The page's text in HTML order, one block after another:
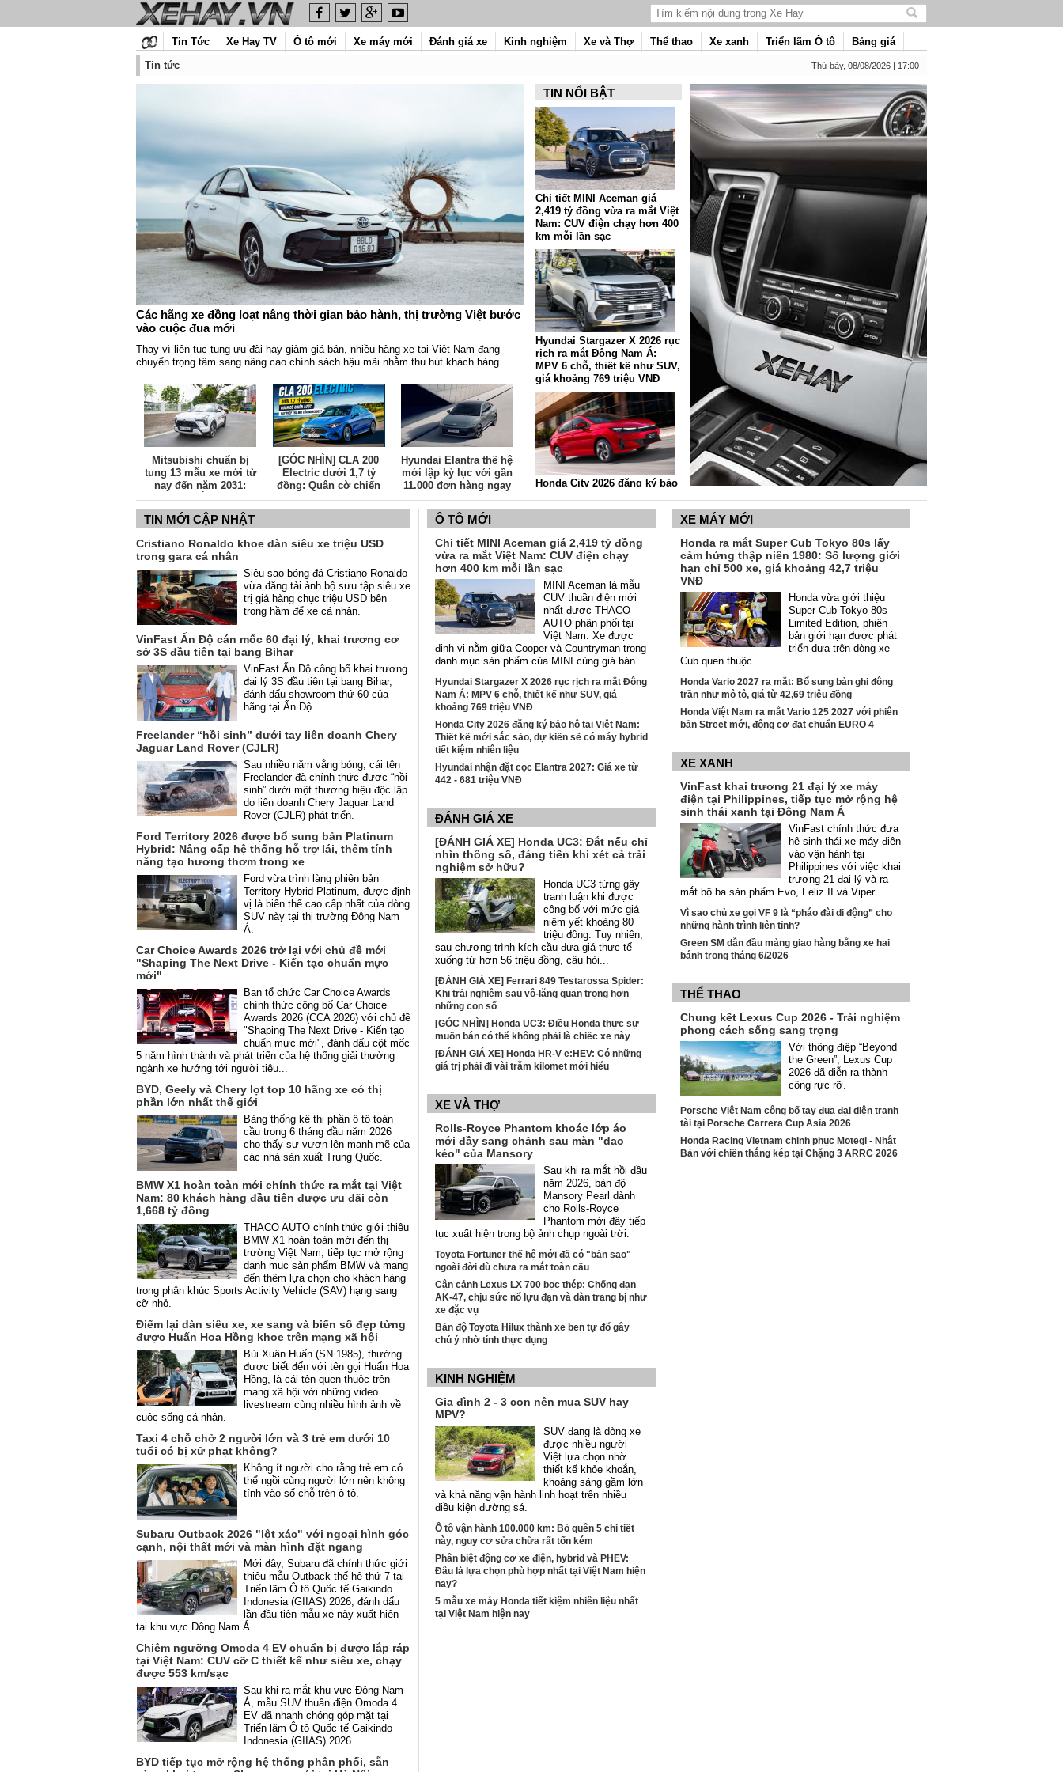
Tìm
nội
dung
Tin Tức Xe Hay TV Ô tô mới Xe máy mới Đánh giá xe Kinh nghiệm Xe và Thợ Thể thao Xe xanh Triển lãm Ô tô
Bảng giá
Tin tức
Thứ bảy, 08/08/2026 | 17:00
Các hãng xe đồng loạt nâng thời gian bảo hành, thị trường Việt bước
vào cuộc đua mới
Thay vì liên tục tung ưu đãi hay giảm giá bán, nhiều hãng xe tại Việt Nam đang
chuyển trọng tâm sang nâng cao chính sách hậu mãi nhằm thu hút khách hàng.
Mitsubishi chuẩn bị
tung 13 mẫu xe mới từ
nay đến năm 2031:
Đông Nam Á tiếp tục là
thị trường trọng điểm
[GÓC NHÌN] CLA 200
Electric dưới 1,7 tỷ
đồng: Quân cờ chiến
lược hay phép thử mới
của Mercedes?
Hyundai Elantra thế hệ
mới lập kỷ lục với gần
11.000 đơn hàng ngay
ngày đầu mở bán
TIN NỔI BẬT
Chi tiết MINI Aceman giá
2,419 tỷ đồng vừa ra mắt Việt
Nam: CUV điện chạy hơn 400
km mỗi lần sạc
Hyundai Stargazer X 2026 rục
rịch ra mắt Đông Nam Á:
MPV 6 chỗ, thiết kế như SUV,
giá khoảng 769 triệu VNĐ
Honda City 2026 đăng ký bảo
sắc sảo, dự kiến sẽ có máy
TIN MỚI CẬP NHẬT
Cristiano Ronaldo khoe dàn siêu xe triệu USD
trong gara cá nhân
Siêu sao bóng đá Cristiano Ronaldo
vừa đăng tải ảnh bộ sưu tập siêu xe
trị giá hàng chục triệu USD bên
trong hầm để xe cá nhân.
VinFast Ấn Độ cán mốc 60 đại lý, khai trương cơ
sở 3S đầu tiên tại bang Bihar
VinFast Ấn Độ công bố khai trương
đại lý 3S đầu tiên tại bang Bihar,
đánh dấu showroom thứ 60 của
hãng tại Ấn Độ.
Freelander “hồi sinh” dưới tay liên doanh Chery
Jaguar Land Rover (CJLR)
Sau nhiều năm vắng bóng, cái tên
Freelander đã chính thức được “hồi
sinh” dưới một thương hiệu độc lập
do liên doanh Chery Jaguar Land
Rover (CJLR) phát triển.
Ford Territory 2026 được bổ sung bản Platinum
Hybrid: Nâng cấp hệ thống hỗ trợ lái, thêm tính
năng tạo hương thơm trong xe
Ford vừa trình làng phiên bản
Territory Hybrid Platinum, được định
vị là biến thể cao cấp nhất của dòng
SUV này tại thị trường Đông Nam
Á.
Car Choice Awards 2026 trở lại với chủ đề mới
"Shaping The Next Drive - Kiến tạo chuẩn mực
mới"
Ban tổ chức Car Choice Awards
chính thức công bố Car Choice
Awards 2026 (CCA 2026) với chủ đề
"Shaping The Next Drive - Kiến tạo
chuẩn mực mới", đánh dấu cột mốc
5 năm hình thành và phát triển của hệ thống giải thưởng
ngành xe hướng tới người tiêu...
BYD, Geely và Chery lọt top 10 hãng xe có thị
phần lớn nhất thế giới
Bảng thống kê thị phần ô tô toàn
cầu trong 6 tháng đầu năm 2026
cho thấy sự vươn lên mạnh mẽ của
các nhà sản xuất Trung Quốc.
BMW X1 hoàn toàn mới chính thức ra mắt tại Việt
Nam: 80 khách hàng đầu tiên được ưu đãi còn
1,668 tỷ đồng
THACO AUTO chính thức giới thiệu
BMW X1 hoàn toàn mới đến thị
trường Việt Nam, tiếp tục mở rộng
danh mục sản phẩm BMW và mang
đến thêm lựa chọn cho khách hàng
trong phân khúc Sports Activity Vehicle (SAV) hạng sang
cỡ nhỏ.
Điểm lại dàn siêu xe, xe sang và biển số đẹp từng
được Huấn Hoa Hồng khoe trên mạng xã hội
Bùi Xuân Huấn (SN 1985), thường
được biết đến với tên gọi Huấn Hoa
Hồng, là cái tên quen thuộc trên
mạng xã hội với những video
livestream cùng nhiều hình ảnh về
cuộc sống cá nhân.
Taxi 4 chỗ chở 2 người lớn và 3 trẻ em dưới 10
tuổi có bị xử phạt không?
Không ít người cho rằng trẻ em có
thể ngồi cùng người lớn nên không
tính vào số chỗ trên ô tô.
Subaru Outback 2026 "lột xác" với ngoại hình góc
cạnh, nội thất mới và màn hình đặt ngang
Mới đây, Subaru đã chính thức giới
thiệu mẫu Outback thế hệ thứ 7 tại
Triển lãm Ô tô Quốc tế Gaikindo
Indonesia (GIIAS) 2026, đánh dấu
lần đầu tiên mẫu xe này xuất hiện
tại khu vực Đông Nam Á.
Chiêm ngưỡng Omoda 4 EV chuẩn bị được lắp ráp
tại Việt Nam: CUV cỡ C thiết kế như siêu xe, chạy
được 553 km/sạc
Sau khi ra mắt khu vực Đông Nam
Á, mẫu SUV thuần điện Omoda 4
EV đã nhanh chóng góp mặt tại
Triển lãm Ô tô Quốc tế Gaikindo
Indonesia (GIIAS) 2026.
BYD tiếp tục mở rộng hệ thống phân phối, sẵn
Ô TÔ MỚI
Chi tiết MINI Aceman giá 2,419 tỷ đồng
vừa ra mắt Việt Nam: CUV điện chạy
hơn 400 km mỗi lần sạc
MINI Aceman là mẫu
CUV thuần điện mới
nhất được THACO
AUTO phân phối tại
Việt Nam. Xe được
định vị nằm giữa Cooper và Countryman trong
danh mục sản phẩm của MINI cùng giá bán...
Hyundai Stargazer X 2026 rục rịch ra mắt Đông
Nam Á: MPV 6 chỗ, thiết kế như SUV, giá
khoảng 769 triệu VNĐ
Honda City 2026 đăng ký bảo hộ tại Việt Nam:
Thiết kế mới sắc sảo, dự kiến sẽ có máy hybrid
tiết kiệm nhiên liệu
Hyundai nhận đặt cọc Elantra 2027: Giá xe từ
442 - 681 triệu VNĐ
ĐÁNH GIÁ XE
[ĐÁNH GIÁ XE] Honda UC3: Đắt nếu chỉ
nhìn thông số, đáng tiền khi xét cả trải
nghiệm sở hữu?
Honda UC3 từng gây
tranh luận khi được
công bố với mức giá
niêm yết khoảng 80
triệu đồng. Tuy nhiên,
sau chương trình kích cầu đưa giá thực tế
xuống từ hơn 56 triệu đồng, câu hỏi...
[ĐÁNH GIÁ XE] Ferrari 849 Testarossa Spider:
Khi trải nghiệm sau vô-lăng quan trọng hơn
những con số
[GÓC NHÌN] Honda UC3: Điều Honda thực sự
muốn bán có thể không phải là chiếc xe này
[ĐÁNH GIÁ XE] Honda HR-V e:HEV: Có những
giá trị phải đi vài trăm kilomet mới hiểu
XE VÀ THỢ
Rolls-Royce Phantom khoác lớp áo
mới đầy sang chảnh sau màn "dao
kéo" của Mansory
Sau khi ra mắt hồi đầu
năm 2026, bản độ
Mansory Pearl dành
cho Rolls-Royce
Phantom mới đây tiếp
tục xuất hiện trong bộ ảnh chụp ngoài trời.
Toyota Fortuner thế hệ mới đã có "bản sao"
ngoài đời dù chưa ra mắt toàn cầu
Cận cảnh Lexus LX 700 bọc thép: Chống đạn
AK-47, chịu sức nổ lựu đạn và dàn trang bị như
xe đặc vụ
Bản độ Toyota Hilux thành xe ben tự đổ gây
chú ý nhờ tính thực dụng
KINH NGHIỆM
Gia đình 2 - 3 con nên mua SUV hay
MPV?
SUV đang là dòng xe
được nhiều người
Việt lựa chọn nhờ
thiết kế khỏe khoắn,
khoảng sáng gầm lớn
và khả năng vận hành linh hoạt trên nhiều
điều kiện đường sá.
Ô tô vận hành 100.000 km: Bỏ quên 5 chi tiết
này, nguy cơ sửa chữa rất tốn kém
Phân biệt động cơ xe điện, hybrid và PHEV:
Đâu là lựa chọn phù hợp nhất tại Việt Nam hiện
nay?
5 mẫu xe máy Honda tiết kiệm nhiên liệu nhất
tại Việt Nam hiện nay
XE MÁY MỚI
Honda ra mắt Super Cub Tokyo 80s lấy
cảm hứng thập niên 1980: Số lượng giới
hạn chỉ 500 xe, giá khoảng 42,7 triệu
VNĐ
Honda vừa giới thiệu
Super Cub Tokyo 80s
Limited Edition, phiên
bản giới hạn được phát
triển dựa trên dòng xe
Cub quen thuộc.
Honda Vario 2027 ra mắt: Bổ sung bản ghi đông
trần như mô tô, giá từ 42,69 triệu đồng
Honda Việt Nam ra mắt Vario 125 2027 với phiên
bản Street mới, động cơ đạt chuẩn EURO 4
XE XANH
VinFast khai trương 21 đại lý xe máy
điện tại Philippines, tiếp tục mở rộng hệ
sinh thái xanh tại Đông Nam Á
VinFast chính thức đưa
hệ sinh thái xe máy điện
vào vận hành tại
Philippines với việc khai
trương 21 đại lý và ra
mắt bộ ba sản phẩm Evo, Feliz II và Viper.
Vì sao chủ xe gọi VF 9 là “pháo đài di động” cho
những hành trình liên tỉnh?
Green SM dẫn đầu mảng giao hàng bằng xe hai
bánh trong tháng 6/2026
THỂ THAO
Chung kết Lexus Cup 2026 - Trải nghiệm
phong cách sống sang trọng
Với thông điệp “Beyond
the Green”, Lexus Cup
2026 đã diễn ra thành
công rực rỡ.
Porsche Việt Nam công bố tay đua đại diện tranh
tài tại Porsche Carrera Cup Asia 2026
Honda Racing Vietnam chinh phục Motegi - Nhật
Bản với chiến thắng kép tại Chặng 3 ARRC 2026